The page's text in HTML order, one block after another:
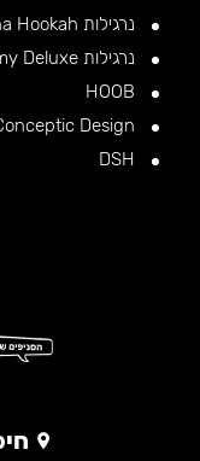
נרגילות Alpha Hookah
נרגילות Amy Deluxe